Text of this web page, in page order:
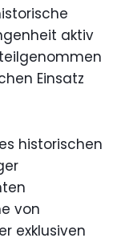
aktiv
Einsatz
historischen
von
exklusiven